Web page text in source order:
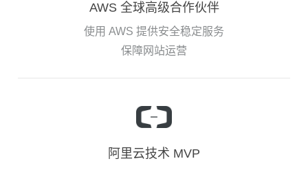
AWS 全球高级合作伙伴
使用 AWS 提供安全稳定服务
保障网站运营
阿里云技术 MVP